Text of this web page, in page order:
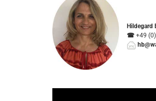
Hildegard
☎ +49